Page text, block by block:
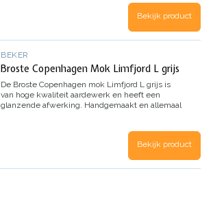
Bekijk product
BEKER
Broste Copenhagen Mok Limfjord L grijs
De Broste Copenhagen mok Limfjord L grijs is
van hoge kwaliteit aardewerk en heeft een
glanzende afwerking. Handgemaakt en allemaal
Bekijk product